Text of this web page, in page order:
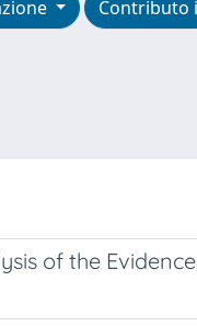
Contributo
of the Evidence